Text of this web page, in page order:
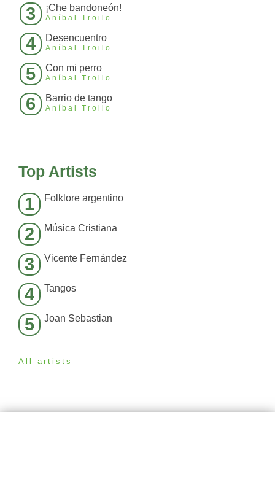
3 ¡Che bandoneón!
Aníbal Troilo
4 Desencuentro
Aníbal Troilo
5 Con mi perro
Aníbal Troilo
6 Barrio de tango
Aníbal Troilo
Top Artists
1 Folklore argentino
2 Música Cristiana
3 Vicente Fernández
4 Tangos
5 Joan Sebastian
All artists